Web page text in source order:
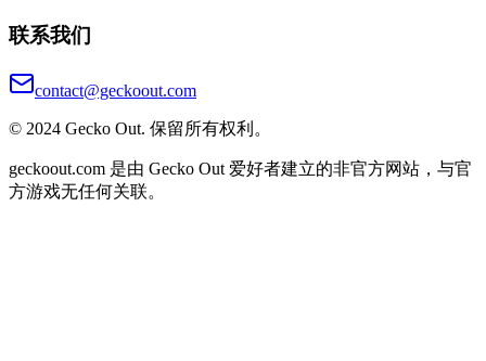
联系我们
contact@geckoout.com
© 2024 Gecko Out. 保留所有权利。
geckoout.com 是由 Gecko Out 爱好者建立的非官方网站，与官
方游戏无任何关联。